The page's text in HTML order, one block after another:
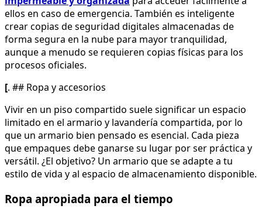
ellos en caso de emergencia. También es inteligente
crear copias de seguridad digitales almacenadas de
forma segura en la nube para mayor tranquilidad,
aunque a menudo se requieren copias físicas para los
procesos oficiales.
[. ## Ropa y accesorios
Vivir en un piso compartido suele significar un espacio
limitado en el armario y lavandería compartida, por lo
que un armario bien pensado es esencial. Cada pieza
que empaques debe ganarse su lugar por ser práctica y
versátil. ¿El objetivo? Un armario que se adapte a tu
estilo de vida y al espacio de almacenamiento disponible.
Ropa apropiada para el tiempo